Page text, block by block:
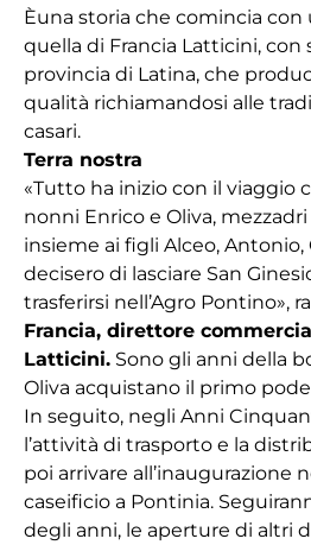
Èuna storia che comincia con
quella di Francia Latticini, con
provincia di Latina, che
qualità richiamandosi alle
casari.
Terra nostra
«Tutto ha inizio con il viaggio
nonni Enrico e Oliva, mezzadri
insieme ai figli Alceo, Antonio,
decisero di lasciare San
trasferirsi nell’Agro Pontino»,
Francia, direttore
Latticini. Sono gli anni della
Oliva acquistano il primo
In seguito, negli Anni
l’attività di trasporto e la
poi arrivare all’inaugurazione
caseificio a Pontinia.
degli anni, le aperture di altri